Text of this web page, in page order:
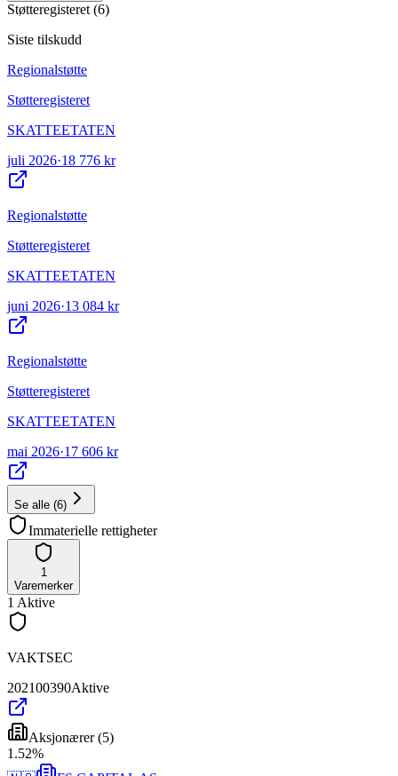
Støtteregisteret (6)
Siste tilskudd
Regionalstøtte
Støtteregisteret
SKATTEETATEN
juli 2026·18 776 kr
Regionalstøtte
Støtteregisteret
SKATTEETATEN
juni 2026·13 084 kr
Regionalstøtte
Støtteregisteret
SKATTEETATEN
mai 2026·17 606 kr
Se alle (6)
Immaterielle rettigheter
1
Varemerker
1 Aktive
VAKTSEC
202100390Aktive
Aksjonærer(5)
1 .52%